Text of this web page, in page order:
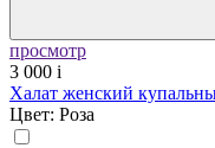
просмотр
3 000 i
Халат женский
Цвет: Роза